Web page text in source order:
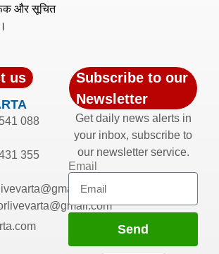
और सूचित
us
088
355
Subscribe to our
Newsletter
Get daily news alerts in
your inbox, subscribe to
our newsletter service.
Email
Send